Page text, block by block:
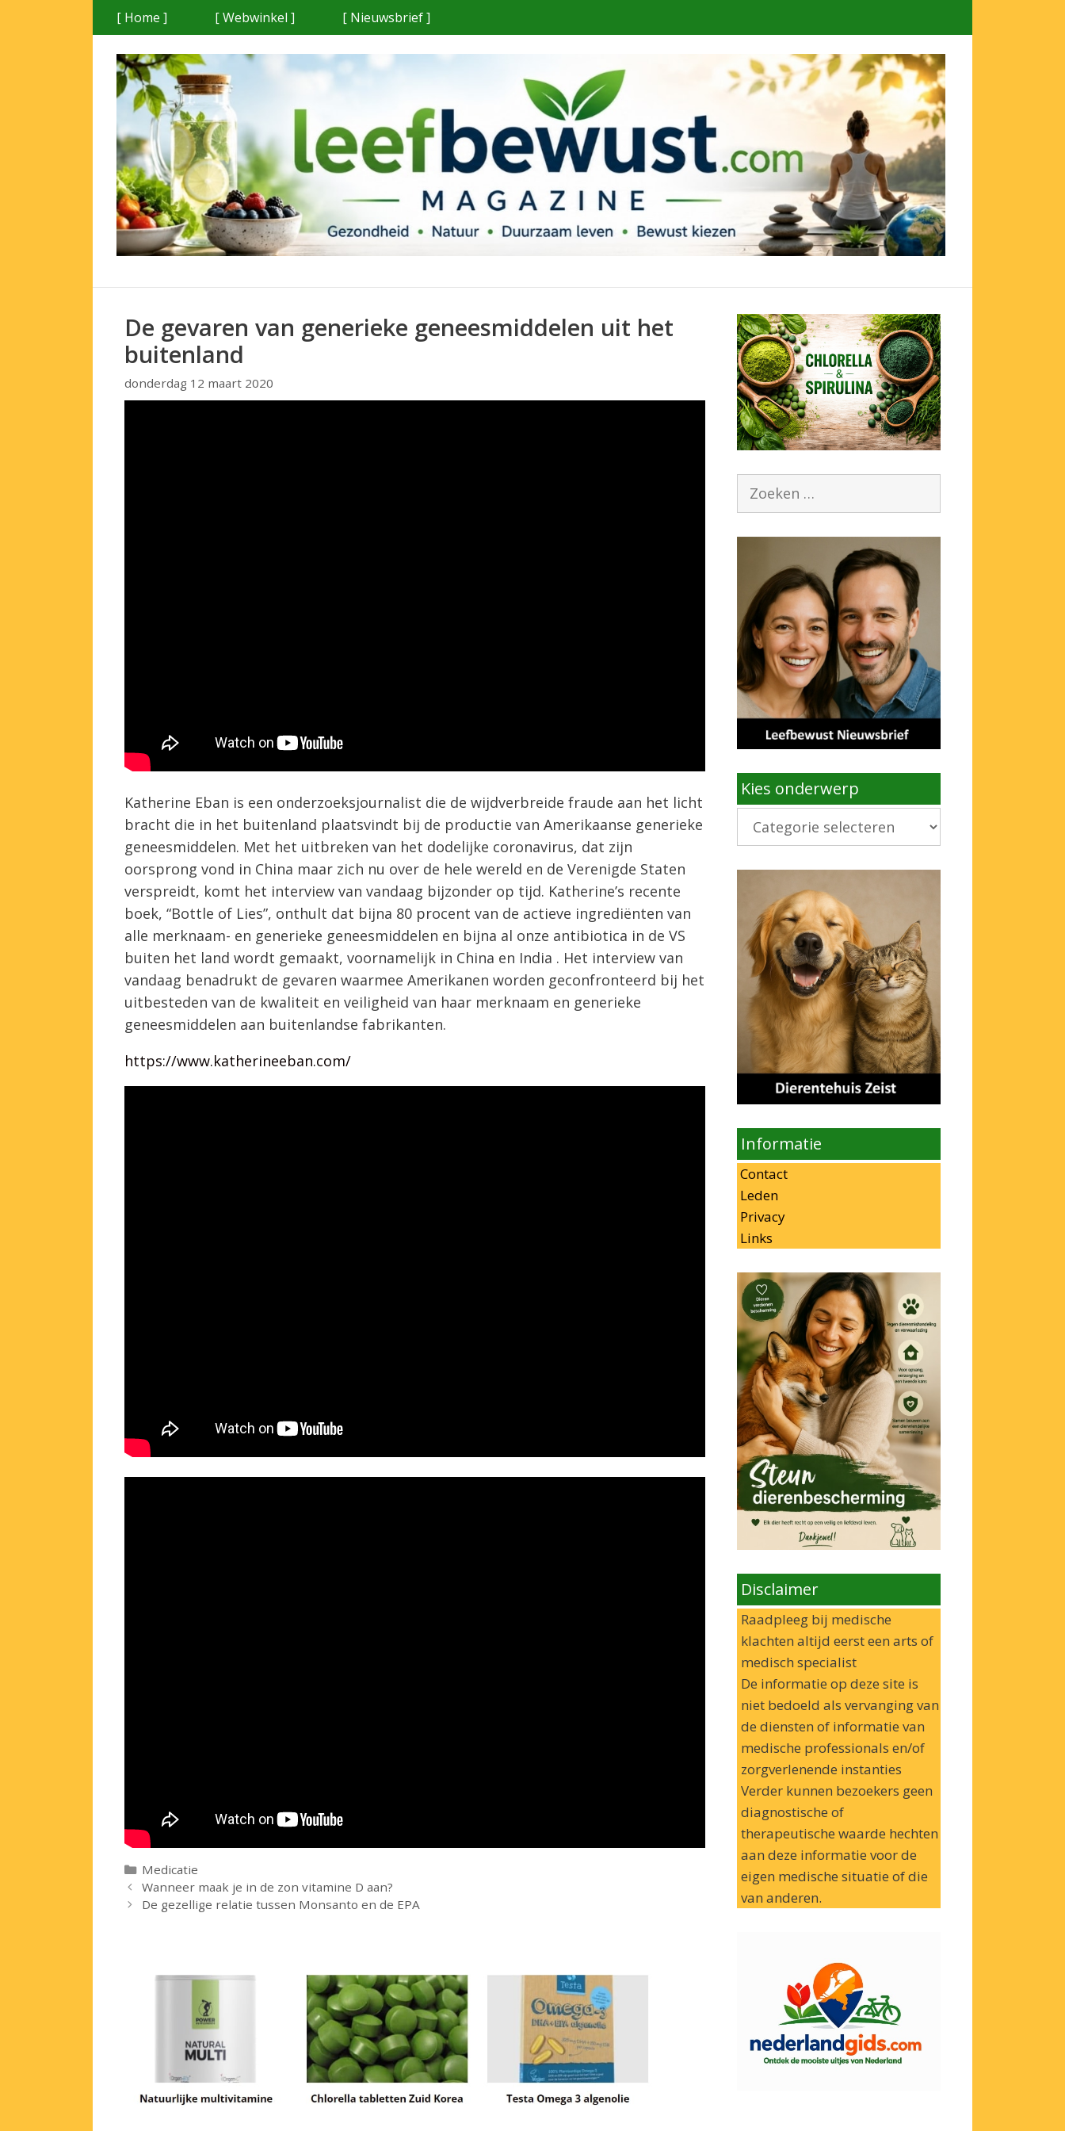
[ Home ] [ Webwinkel ] [ Nieuwsbrief ]
De gevaren van generieke geneesmiddelen uit het
buitenland
donderdag 12 maart 2020
Katherine Eban is een onderzoeksjournalist die de wijdverbreide fraude aan het licht
bracht die in het buitenland plaatsvindt bij de productie van Amerikaanse generieke
geneesmiddelen. Met het uitbreken van het dodelijke coronavirus, dat zijn
oorsprong vond in China maar zich nu over de hele wereld en de Verenigde Staten
verspreidt, komt het interview van vandaag bijzonder op tijd. Katherine’s recente
boek, “Bottle of Lies”, onthult dat bijna 80 procent van de actieve ingrediënten van
alle merknaam- en generieke geneesmiddelen en bijna al onze antibiotica in de VS
buiten het land wordt gemaakt, voornamelijk in China en India . Het interview van
vandaag benadrukt de gevaren waarmee Amerikanen worden geconfronteerd bij het
uitbesteden van de kwaliteit en veiligheid van haar merknaam en generieke
geneesmiddelen aan buitenlandse fabrikanten.
https://www.katherineeban.com/
Categorieën
Medicatie
Wanneer maak je in de zon vitamine D aan?
De gezellige relatie tussen Monsanto en de EPA
Zoek
Kies onderwerp
Kies
onderwerp
Informatie
Contact
Leden
Privacy
Links
Disclaimer
Raadpleeg bij medische
klachten altijd eerst een arts of
medisch specialist
De informatie op deze site is
niet bedoeld als vervanging van
de diensten of informatie van
medische professionals en/of
zorgverlenende instanties
Verder kunnen bezoekers geen
diagnostische of
therapeutische waarde hechten
aan deze informatie voor de
eigen medische situatie of die
van anderen.